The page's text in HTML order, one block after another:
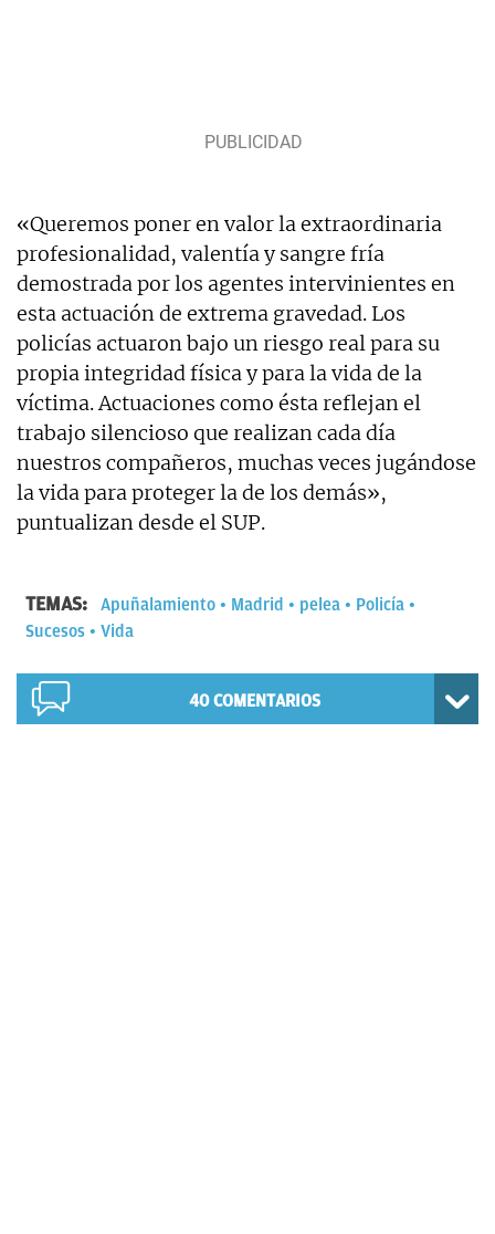
«Queremos poner en valor la extraordinaria
profesionalidad, valentía y sangre fría
demostrada por los agentes intervinientes en
esta actuación de extrema gravedad. Los
policías actuaron bajo un riesgo real para su
propia integridad física y para la vida de la
víctima. Actuaciones como ésta reflejan el
trabajo silencioso que realizan cada día
nuestros compañeros, muchas veces jugándose
la vida para proteger la de los demás»,
puntualizan desde el SUP.
TEMAS: Apuñalamiento Madrid pelea
Policía
Sucesos
Vida
40COMENTARIOS